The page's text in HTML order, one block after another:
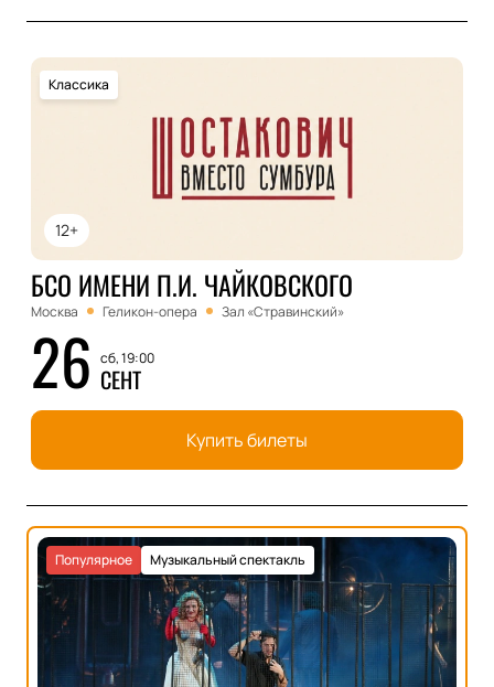
12+
Классика
БСО ИМЕНИ П.И. ЧАЙКОВСКОГО
Москва Геликон-опера Зал «Стравинский»
26 сб, 19:00
СЕНТ
Купить билеты
Музыкальный спектакль
Популярное